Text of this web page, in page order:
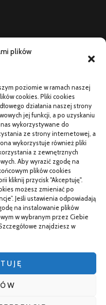
plików
poziomie w ramach naszej
cookies. Pliki cookies
działania naszej strony
jej funkcji, a po uzyskaniu
wykorzystywane do
ze strony internetowej, a
wykorzystuje również pliki
z zewnętrznych
Aby wyrazić zgodę na
plików cookies
kliknij przycisk "Akceptuję".
możesz zmieniać po
Jeśli ustawienia odpowiadają
na instalowanie plików
w wybranym przez Ciebie
znajdziesz w
obciążeniem:
i wdrożenie
co robić
przed wdrożeniem KSeF
z kamperem – gdzie
w solidny sposób